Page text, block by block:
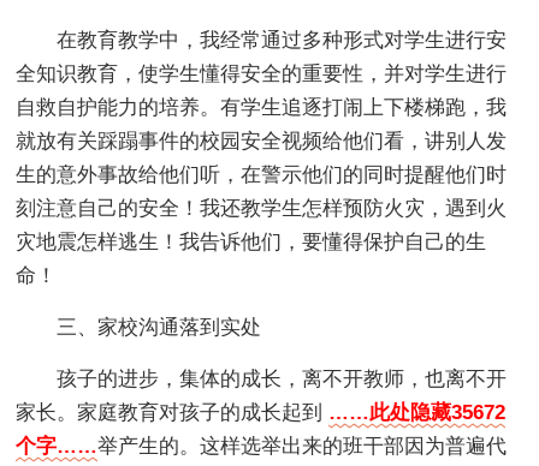
在教育教学中，我经常通过多种形式对学生进行安
全知识教育，使学生懂得安全的重要性，并对学生进行
自救自护能力的培养。有学生追逐打闹上下楼梯跑，我
就放有关踩蹋事件的校园安全视频给他们看，讲别人发
生的意外事故给他们听，在警示他们的同时提醒他们时
刻注意自己的安全！我还教学生怎样预防火灾，遇到火
灾地震怎样逃生！我告诉他们，要懂得保护自己的生
命！
三、家校沟通落到实处
孩子的进步，集体的成长，离不开教师，也离不开
家长。家庭教育对孩子的成长起到 ……此处隐藏35672
个字……举产生的。这样选举出来的班干部因为普遍代